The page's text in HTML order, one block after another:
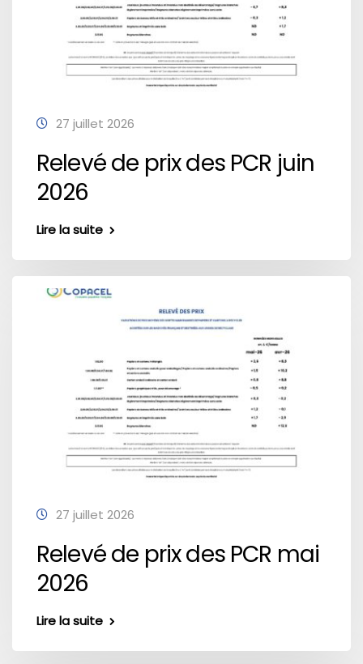
27 juillet 2026
Relevé de prix des PCR juin
2026
Lire la suite
27 juillet 2026
Relevé de prix des PCR mai
2026
Lire la suite